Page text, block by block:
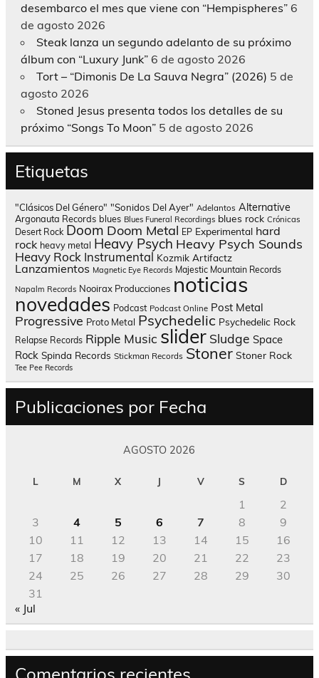
desembarco el mes que viene con “Hempispheres” 6
de agosto 2026
Steak lanza un segundo adelanto de su próximo
álbum con “Luxury Junk” 6 de agosto 2026
Tort – “Dimonis De La Sauva Negra” (2026) 5 de
agosto 2026
Stoned Jesus presenta todos los detalles de su
próximo “Songs To Moon” 5 de agosto 2026
Etiquetas
"Clásicos Del Género" "Sonidos Del Ayer" Adelantos Alternative
Argonauta Records blues Blues Funeral Recordings blues rock Crónicas
Desert Rock Doom Doom Metal EP Experimental hard
rock heavy metal Heavy Psych Heavy Psych Sounds
Heavy Rock Instrumental Kozmik Artifactz
Lanzamientos Magnetic Eye Records Majestic Mountain Records
Napalm Records Nooirax Producciones noticias
novedades Podcast Podcast Online Post Metal
Progressive Proto Metal Psychedelic Psychedelic Rock
Relapse Records Ripple Music slider Sludge Space
Rock Spinda Records Stickman Records Stoner Stoner Rock
Tee Pee Records
Publicaciones por Fecha
AGOSTO 2026
L M X J V S D
1
2
3
4 5 6 7 8
9
10
11 12 13 14 15
16
17
18 19 20 21 22
23
24
25 26 27 28 29
30
31
« Jul